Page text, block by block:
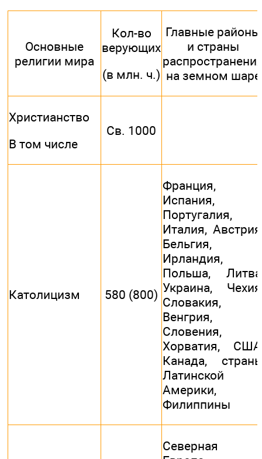
Основные
религии мира
Кол-во
верующих
(в млн. ч.)
Главные районы
и страны
на земном шаре
Христианство
В том числе
Св. 1000
Католицизм 580 (800)
Франция,
Испания,
Португалия,
Италия,
Бельгия,
Ирландия,
Польша,
Украина,
Словакия,
Венгрия,
Словения,
Хорватия,
Канада,
Латинской
Америки,
Филиппины
Северная